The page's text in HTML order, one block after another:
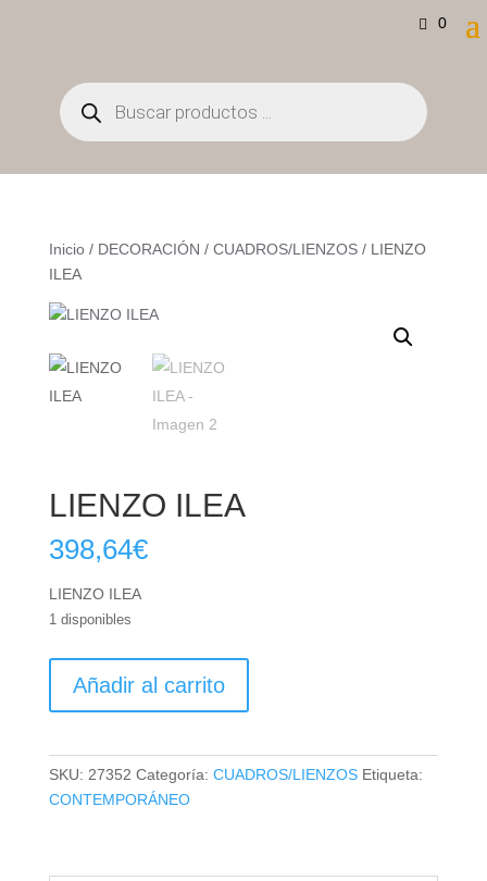
0
Búsqueda
de
productos
Inicio/ DECORACIÓN / CUADROS/LIENZOS/ LIENZO
ILEA
LIENZO ILEA
398,64€
LIENZO ILEA
1 disponibles
ILEAAñadir al carrito
SKU: 27352 Categoría: CUADROS/LIENZOS Etiqueta:
CONTEMPORÁNEO